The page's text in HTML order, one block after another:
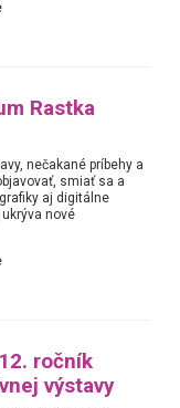
Rastka
nečakané príbehy a
smiať sa a
aj digitálne
nové
ročník
výstavy